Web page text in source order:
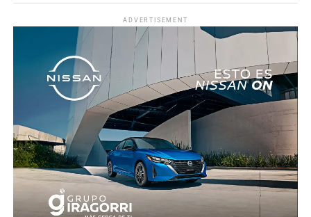
realizaron las diligencias correspondientes y el
levantamiento del cuerpo. Hasta el momento no se
cuenta con información sobre los agresores, y el cadáver
fue trasladado al Servicio Médico Forense en espera de
ser identificado, en tanto continúan las investigaciones.
ADVERTISEMENT